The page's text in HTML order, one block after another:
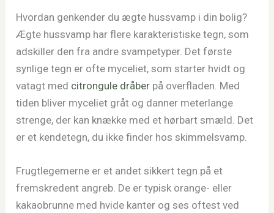
Hvordan genkender du ægte hussvamp i din bolig?
Ægte hussvamp har flere karakteristiske tegn, som
adskiller den fra andre svampetyper. Det første
synlige tegn er ofte myceliet, som starter hvidt og
vatagt med citrongule dråber på overfladen. Med
tiden bliver myceliet gråt og danner meterlange
strenge, der kan knække med et hørbart smæld. Det
er et kendetegn, du ikke finder hos skimmelsvamp.
Frugtlegemerne er et andet sikkert tegn på et
fremskredent angreb. De er typisk orange- eller
kakaobrunne med hvide kanter og ses oftest ved